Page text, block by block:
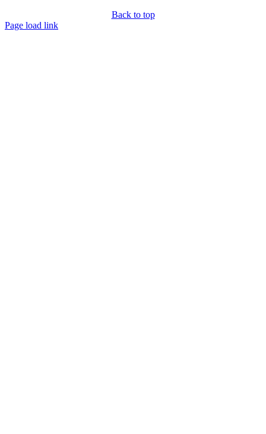
Back to top
Page load link